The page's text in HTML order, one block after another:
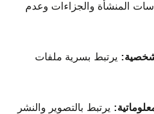
المنشأة والجزاءات وعدم
يرتبط بسرية ملفات
يرتبط بالتصوير والنشر